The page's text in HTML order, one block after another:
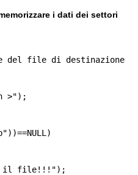
i dati dei settori
del file di destinazione
>");
il file!!!");